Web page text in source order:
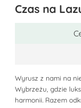
produkt
można
wybrać
na
Czas na
Wyrusz z nami na
Wybrzeżu, gdzie
harmonii. Razem